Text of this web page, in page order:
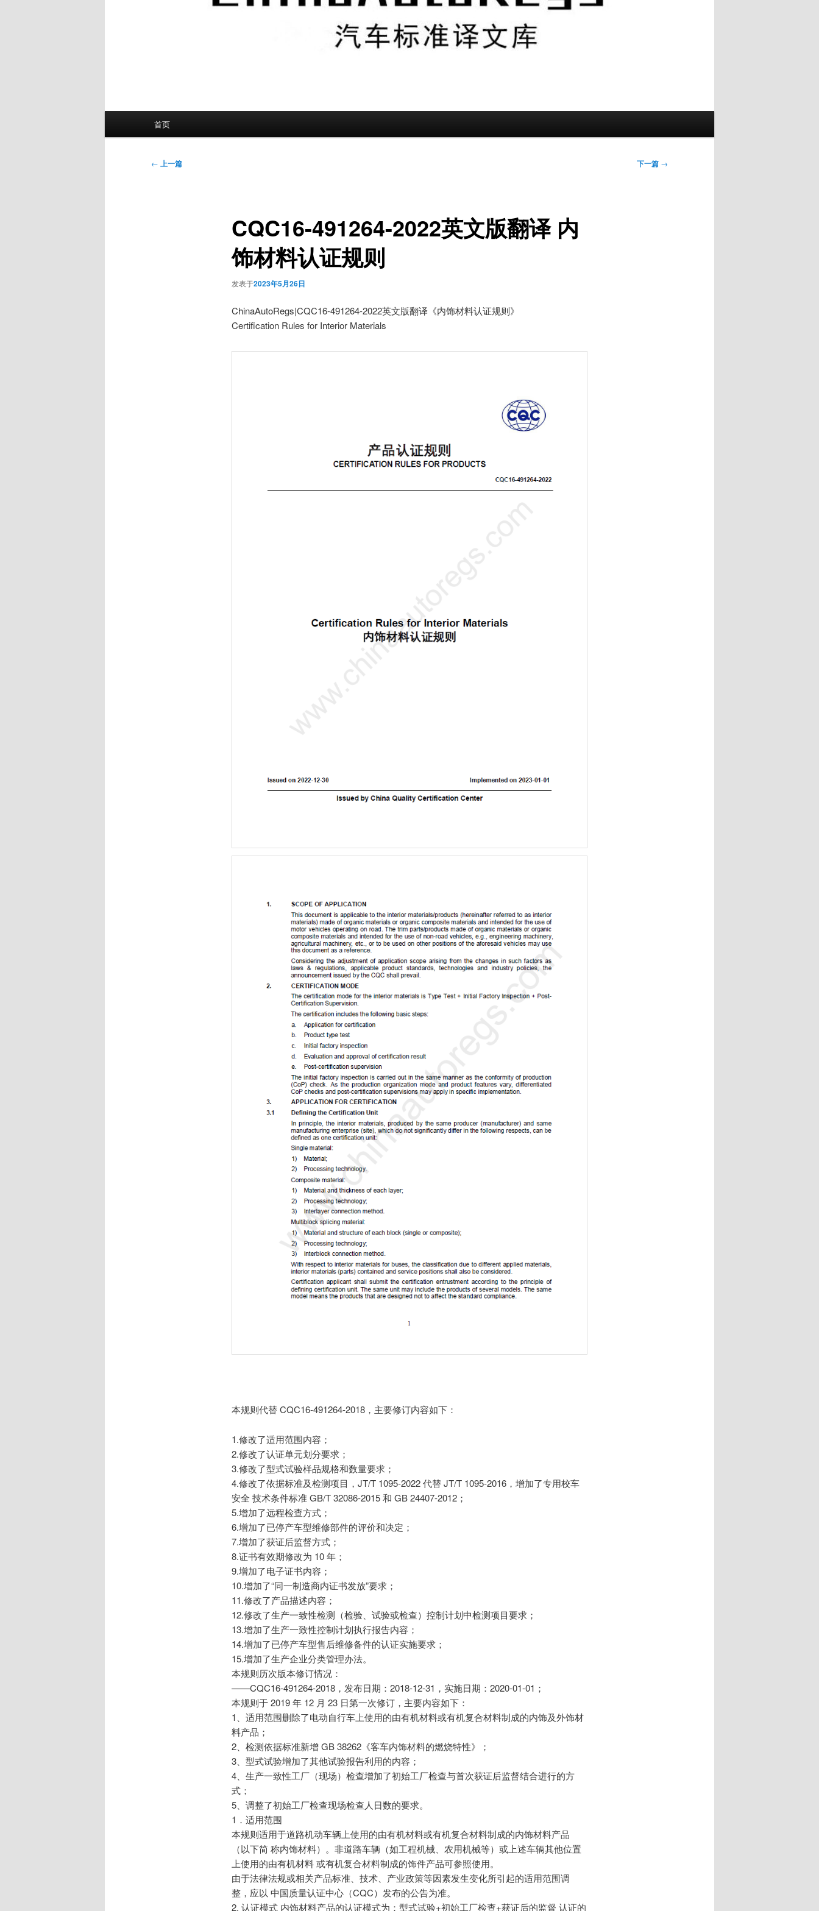
首页
文
← 上一篇 下一篇 →
CQC16-491264-2022英文版翻译 内
饰材料认证规则
发表于2023年5月26日
ChinaAutoRegs|CQC16-491264-2022英文版翻译《内饰材料认证规则》
Certification Rules for Interior Materials
本规则代替 CQC16-491264-2018，主要修订内容如下：
1.修改了适用范围内容；
2.修改了认证单元划分要求；
3.修改了型式试验样品规格和数量要求；
4.修改了依据标准及检测项目，JT/T 1095-2022 代替 JT/T 1095-2016，增加了专用校车
安全 技术条件标准 GB/T 32086-2015 和 GB 24407-2012；
5.增加了远程检查方式；
6.增加了已停产车型维修部件的评价和决定；
7.增加了获证后监督方式；
8.证书有效期修改为 10 年；
9.增加了电子证书内容；
10.增加了“同一制造商内证书发放”要求；
11.修改了产品描述内容；
12.修改了生产一致性检测（检验、试验或检查）控制计划中检测项目要求；
13.增加了生产一致性控制计划执行报告内容；
14.增加了已停产车型售后维修备件的认证实施要求；
15.增加了生产企业分类管理办法。
本规则历次版本修订情况：
——CQC16-491264-2018，发布日期：2018-12-31，实施日期：2020-01-01；
本规则于 2019 年 12 月 23 日第一次修订，主要内容如下：
1、适用范围删除了电动自行车上使用的由有机材料或有机复合材料制成的内饰及外饰材
料产品；
2、检测依据标准新增 GB 38262《客车内饰材料的燃烧特性》；
3、型式试验增加了其他试验报告利用的内容；
4、生产一致性工厂（现场）检查增加了初始工厂检查与首次获证后监督结合进行的方
式；
5、调整了初始工厂检查现场检查人日数的要求。
1．适用范围
本规则适用于道路机动车辆上使用的由有机材料或有机复合材料制成的内饰材料产品
（以下简 称内饰材料）。非道路车辆（如工程机械、农用机械等）或上述车辆其他位置
上使用的由有机材料 或有机复合材料制成的饰件产品可参照使用。
由于法律法规或相关产品标准、技术、产业政策等因素发生变化所引起的适用范围调
整，应以 中国质量认证中心（CQC）发布的公告为准。
2. 认证模式 内饰材料产品的认证模式为：型式试验+初始工厂检查+获证后的监督 认证的